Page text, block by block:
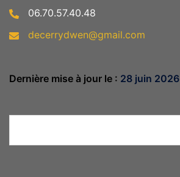
06.70.57.40.48
decerrydwen@gmail.com
Dernière mise à jour le : 28 juin 2026